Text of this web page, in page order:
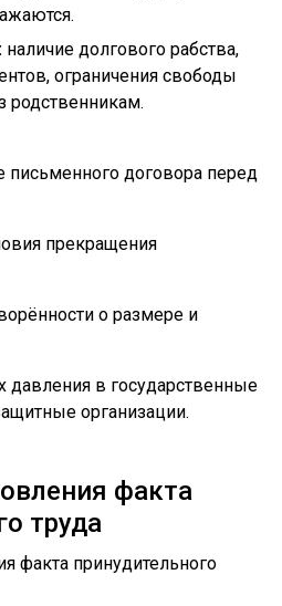
наличие долгового рабства,
ограничения свободы
родственникам.
письменного договора перед
прекращения
о размере и
давления в государственные
организации.
факта
труда